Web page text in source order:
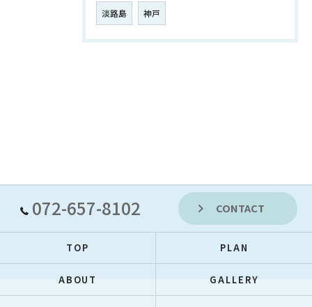
淡路島 神戸
072-657-8102 CONTACT
TOP PLAN
ABOUT GALLERY